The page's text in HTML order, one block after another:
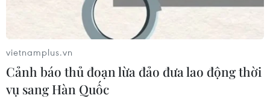
Chile để ngỏ khả năng tổ chức
Hòa nhạc “Crescendo - Giao hưởng
vietnamplus.vn
Cảnh báo thủ đoạn lừa đảo đưa lao động thời
vụ sang Hàn Quốc